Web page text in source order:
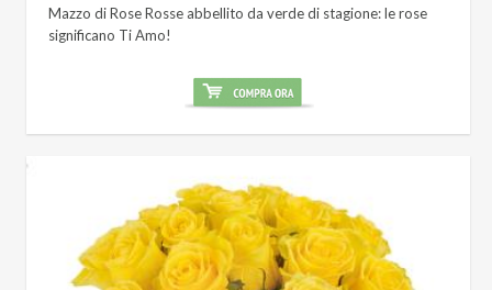
Mazzo di Rose Rosse abbellito da verde di stagione: le rose
significano Ti Amo!